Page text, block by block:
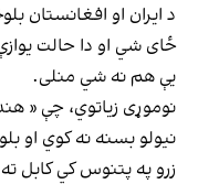
د ايران او افغانستان
ځاى شي او دا حالت
یې هم نه شي منلى.
نوموړی زیاتوي، چې «
نيولو بسنه نه كوي او
زرو په پتنوس كي كابل